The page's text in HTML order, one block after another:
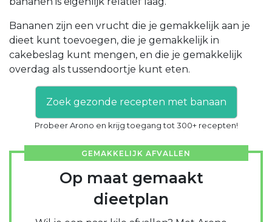
Bananen zijn een vrucht die je gemakkelijk aan je
dieet kunt toevoegen, die je gemakkelijk in
cakebeslag kunt mengen, en die je gemakkelijk
overdag als tussendoortje kunt eten.
Zoek gezonde recepten met banaan
Probeer Arono en krijg toegang tot 300+ recepten!
GEMAKKELIJK AFVALLEN
Op maat gemaakt
dieetplan